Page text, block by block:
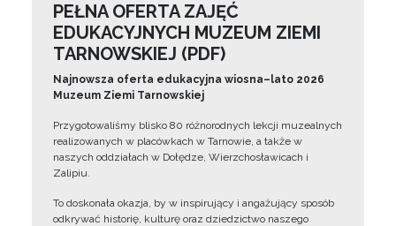
PEŁNA OFERTA ZAJĘĆ
EDUKACYJNYCH MUZEUM ZIEMI
TARNOWSKIEJ (PDF)
Najnowsza oferta edukacyjna wiosna–lato 2026
Muzeum Ziemi Tarnowskiej
Przygotowaliśmy blisko 80 różnorodnych lekcji muzealnych
realizowanych w placówkach w Tarnowie, a także w
naszych oddziałach w Dołędze, Wierzchosławicach i
Zalipiu.
To doskonała okazja, by w inspirujący i angażujący sposób
odkrywać historię, kulturę oraz dziedzictwo naszego